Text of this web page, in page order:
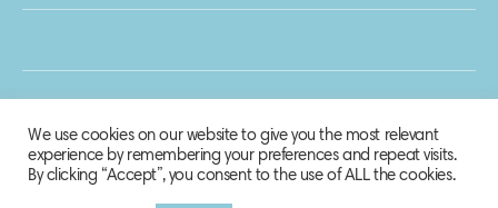
We use cookies on our website to give you the most relevant
experience by remembering your preferences and repeat visits.
By clicking “Accept”, you consent to the use of ALL the cookies.